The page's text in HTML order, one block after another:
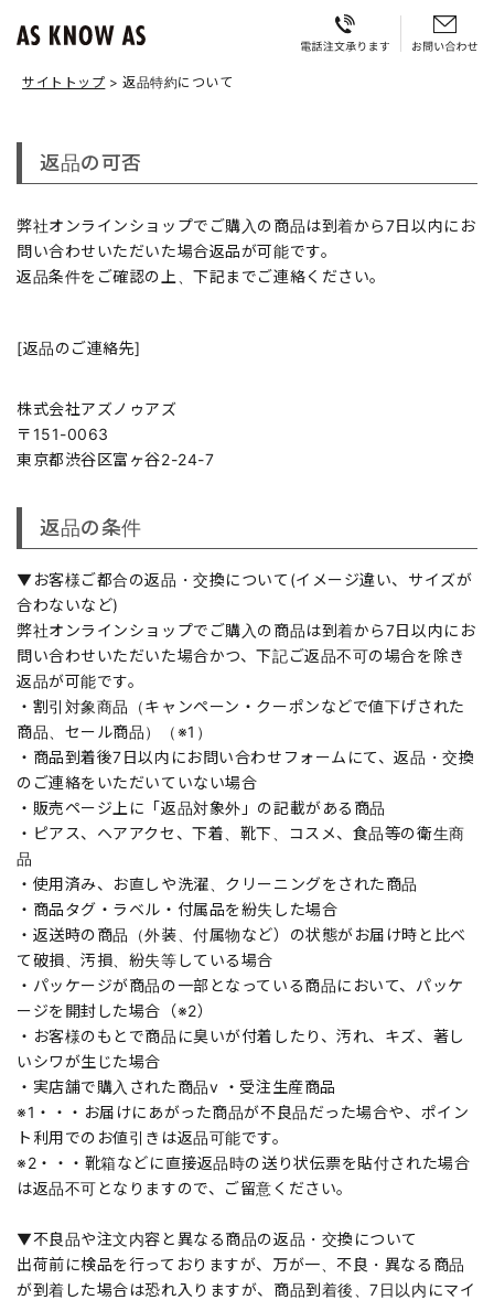
サイトトップ 返品特約について
返品の可否
弊社オンラインショップでご購入の商品は到着から7日以内にお
問い合わせいただいた場合返品が可能です。
返品条件をご確認の上、下記までご連絡ください。
[返品のご連絡先]
株式会社アズノゥアズ
151-0063
東京都渋谷区富ヶ谷2-24-7
返品の条件
▼お客様ご都合の返品・交換について(イメージ違い、サイズが
合わないなど)
弊社オンラインショップでご購入の商品は到着から7日以内にお
問い合わせいただいた場合かつ、下記ご返品不可の場合を除き
返品が可能です。
・割引対象商品（キャンペーン・クーポンなどで値下げされた
商品、セール商品）（※1）
・商品到着後7日以内にお問い合わせフォームにて、返品・交換
のご連絡をいただいていない場合
・販売ページ上に「返品対象外」の記載がある商品
・ピアス、ヘアアクセ、下着、靴下、コスメ、食品等の衛生商
品
・使用済み、お直しや洗濯、クリーニングをされた商品
・商品タグ・ラベル・付属品を紛失した場合
・返送時の商品（外装、付属物など）の状態がお届け時と比べ
て破損、汚損、紛失等している場合
・パッケージが商品の一部となっている商品において、パッケ
ージを開封した場合（※2）
・お客様のもとで商品に臭いが付着したり、汚れ、キズ、著し
いシワが生じた場合
・実店舗で購入された商品v ・受注生産商品
※1・・・お届けにあがった商品が不良品だった場合や、ポイン
ト利用でのお値引きは返品可能です。
※2・・・靴箱などに直接返品時の送り状伝票を貼付された場合
は返品不可となりますので、ご留意ください。
▼不良品や注文内容と異なる商品の返品・交換について
出荷前に検品を行っておりますが、万が一、不良・異なる商品
が到着した場合は恐れ入りますが、商品到着後、7日以内にマイ